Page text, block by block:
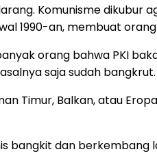
Komunisme dikubur
1990-an, membuat
orang bahwa PKI
saja sudah bangkrut.
Timur, Balkan, atau
bangkit dan berkembang